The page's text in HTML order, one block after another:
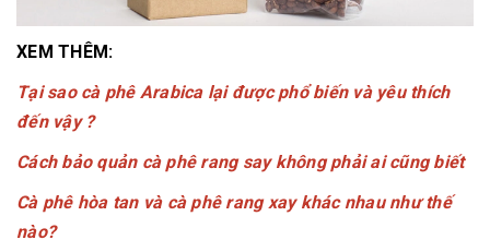
XEM THÊM:
Tại sao cà phê Arabica lại được phổ biến và yêu thích
đến vậy ?
Cách bảo quản cà phê rang say không phải ai cũng biết
Cà phê hòa tan và cà phê rang xay khác nhau như thế
nào?